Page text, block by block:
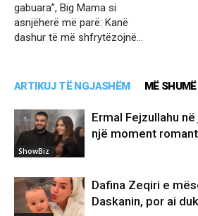
gabuara”, Big Mama si
asnjëherë më parë: Kanë
dashur të më shfrytëzojnë…
ARTIKUJ TË NGJASHËM MË
ShowBiz
Ermal Fejzullahu
një moment
Dafina Zeqiri e
Daskanin, por ai